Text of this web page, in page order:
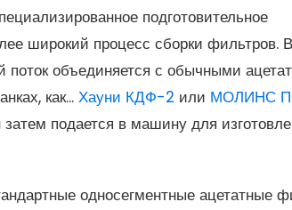
подготовительное
широкий процесс сборки фильтров. В
поток объединяется с обычными
как... Хауни КДФ-2 или МОЛИНС
подается в машину для
односегментные ацетатные